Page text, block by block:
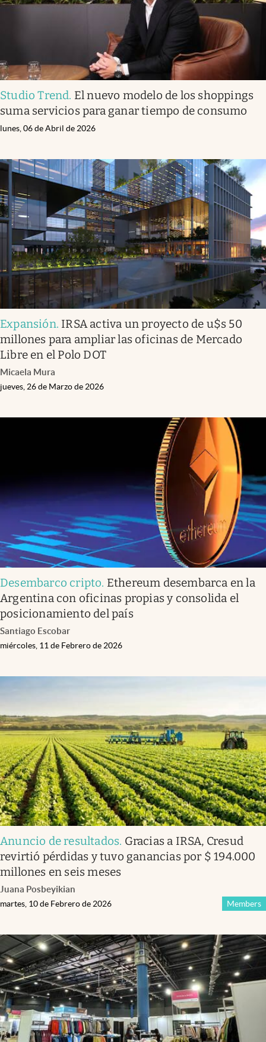
Studio Trend. El nuevo modelo de los shoppings
suma servicios para ganar tiempo de consumo
lunes, 06 de Abril de 2026
Expansión. IRSA activa un proyecto de u$s 50
millones para ampliar las oficinas de Mercado
Libre en el Polo DOT
Micaela Mura
jueves, 26 de Marzo de 2026
Desembarco cripto. Ethereum desembarca en la
Argentina con oficinas propias y consolida el
posicionamiento del país
Santiago Escobar
miércoles, 11 de Febrero de 2026
Anuncio de resultados. Gracias a IRSA, Cresud
revirtió pérdidas y tuvo ganancias por $ 194.000
millones en seis meses
Juana Posbeyikian
Members
martes, 10 de Febrero de 2026